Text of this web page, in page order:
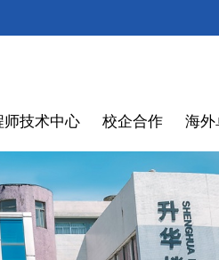
师技术中心 校企合作 海外